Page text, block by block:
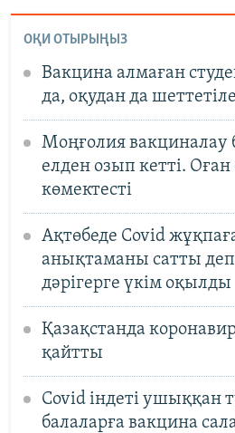
ОҚИ ОТЫРЫҢЫЗ
Вакцина алмаған
да, оқудан да
Моңғолия
елден озып кетті. Оған
көмектесті
Ақтөбеде Covid
анықтаманы сатты
дәрігерге үкім оқылды
Қазақстанда
қайтты
Covid індеті ушыққан
балаларға вакцина